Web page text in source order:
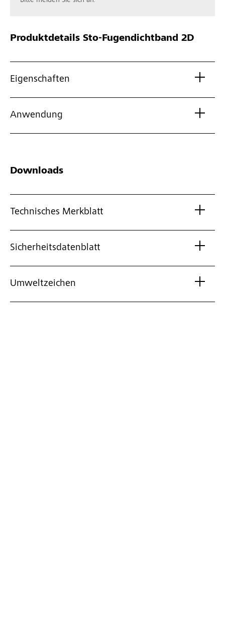
Produktdetails Sto-Fugendichtband 2D
Eigenschaften
Anwendung
Downloads
Technisches Merkblatt
Sicherheitsdatenblatt
Umweltzeichen